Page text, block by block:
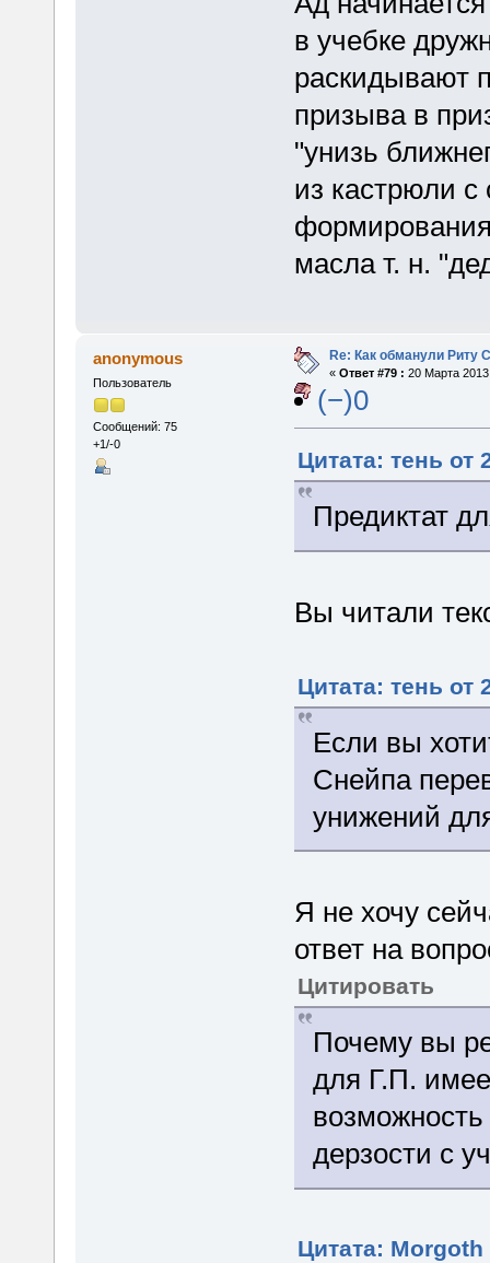
в учебке
раскидывают
призыва в
"унизь
из кастрюли
масла т. н.
anonymous
Пользователь
Сообщений: 75
+1/-0
Re: Как обманули Риту
« Ответ #79 : 20 Марта
(−)0
Цитата: тень от
Предиктат
Вы читали
Цитата: тень от
Если вы
Снейпа
унижений
Я не хочу
ответ на
Цитировать
Почему вы
для Г.П.
дерзости с
Цитата: Morgoth